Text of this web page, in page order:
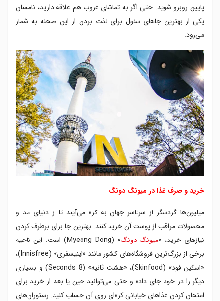
پایین روبرو شوید. حتی اگر به تماشای غروب هم علاقه دارید، نامسان
یکی از بهترین جاهای سئول برای لذت بردن از این صحنه به شمار
می‌رود.
خرید و صرف غذا در میونگ دونگ
میلیون‌ها گردشگر از سرتاسر جهان به کره می‌آیند تا از دنیای مد و
محصولات مراقب از پوست آن خرید کنند. بهترین جا برای برطرف کردن
نیازهای خرید، «میونگ دونگ
» (Myeong Dong) است. این ناحیه
برخی از بزرگ‌ترین فروشگاه‌های کشور مانند «اینیسفری» (Innisfree)،
«اسکین فود» (Skinfood)، «هشت ثانیه» (8 Seconds) و بسیاری
دیگر را در خود جای داده و حتی می‌توانید حین یا بعد از خرید برای
امتحان کردن غذاهای خیابانی کره‌ای روی آن حساب کنید. رستوران‌های